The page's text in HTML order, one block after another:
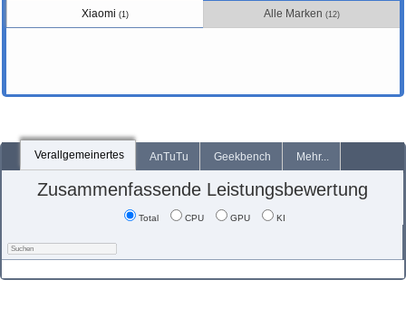
Xiaomi (1) Alle Marken (12)
Verallgemeinertes AnTuTu Geekbench Mehr...
Zusammenfassende Leistungsbewertung
Total CPU GPU KI